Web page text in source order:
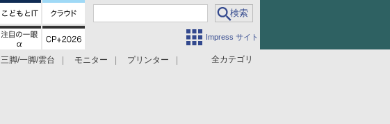
Impress サイト
全カテゴリ
三脚/一脚/雲台 モニター
プリンター